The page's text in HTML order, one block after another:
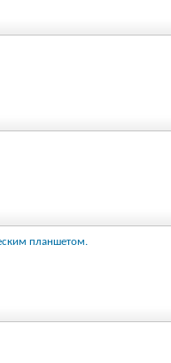
планшетом.